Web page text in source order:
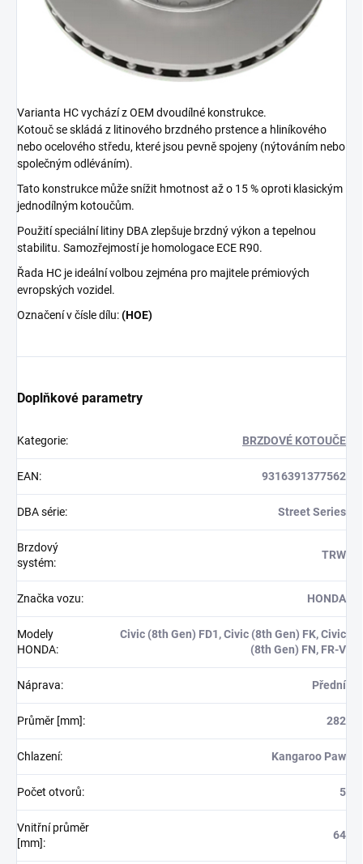
Varianta HC vychází z OEM dvoudílné konstrukce.
Kotouč se skládá z litinového brzdného prstence a hliníkového
nebo ocelového středu, které jsou pevně spojeny (nýtováním nebo
společným odléváním).
Tato konstrukce může snížit hmotnost až o 15 % oproti klasickým
jednodílným kotoučům.
Použití speciální litiny DBA zlepšuje brzdný výkon a tepelnou
stabilitu. Samozřejmostí je homologace ECE R90.
Řada HC je ideální volbou zejména pro majitele prémiových
evropských vozidel.
Označení v čísle dílu:(HOE)
Doplňkové parametry
Kategorie: BRZDOVÉ KOTOUČE
EAN: 9316391377562
DBA série: Street Series
Brzdový
systém:
TRW
Značka vozu: HONDA
Modely
HONDA:
Civic (8th Gen) FD1, Civic (8th Gen) FK, Civic
(8th Gen) FN, FR-V
Náprava: Přední
Průměr [mm]: 282
Chlazení: Kangaroo Paw
Počet otvorů: 5
Vnitřní průměr
[mm]:
64